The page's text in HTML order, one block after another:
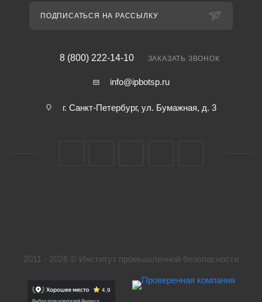
ПОДПИСАТЬСЯ НА РАССЫЛКУ
8 (800) 222-14-10 ЗАКАЗАТЬ ЗВОНОК
info@ipbotsp.ru
г. Санкт-Петербург, ул. Бумажная, д. 3
2011 - 2026 © Институт промышленной безопасности